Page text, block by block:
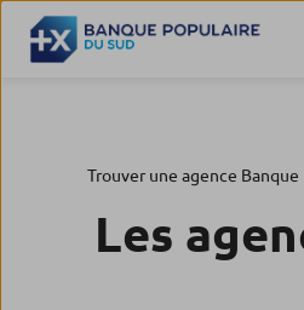
Trouver une agence
Les